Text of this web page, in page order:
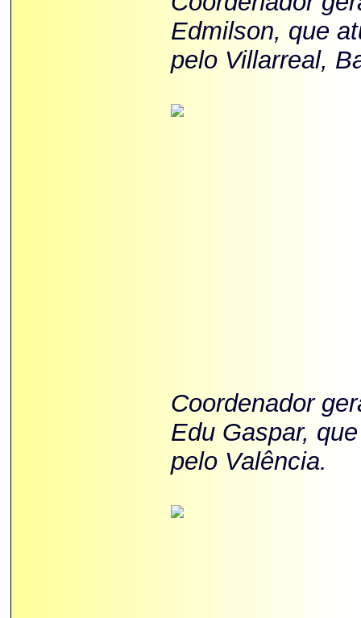
Edmilson, que
pelo Villarreal,
Coordenador
Edu Gaspar,
pelo Valência.